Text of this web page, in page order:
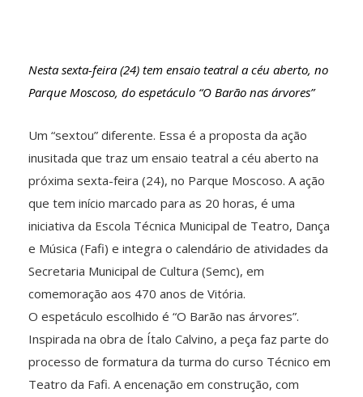
Nesta sexta-feira (24) tem ensaio teatral a céu aberto, no
Parque Moscoso, do espetáculo “O Barão nas árvores”
Um “sextou” diferente. Essa é a proposta da ação
inusitada que traz um ensaio teatral a céu aberto na
próxima sexta-feira (24), no Parque Moscoso. A ação
que tem início marcado para as 20 horas, é uma
iniciativa da Escola Técnica Municipal de Teatro, Dança
e Música (Fafi) e integra o calendário de atividades da
Secretaria Municipal de Cultura (Semc), em
comemoração aos 470 anos de Vitória.
O espetáculo escolhido é “O Barão nas árvores”.
Inspirada na obra de Ítalo Calvino, a peça faz parte do
processo de formatura da turma do curso Técnico em
Teatro da Fafi. A encenação em construção, com